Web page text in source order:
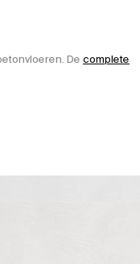
De complete